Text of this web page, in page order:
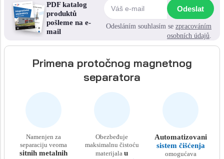
PDF katalog
produktů
pošleme na e-
mail
Odeslat
Odesláním souhlasím se zpracováním
osobních údajů.
Primena protočnog magnetnog
separatora
Namenjen za
separaciju veoma
sitnih metalnih
Obezbeđuje
maksimalnu čistoću
materijalau
Automatizovani
sistem čišćenja
omogućava